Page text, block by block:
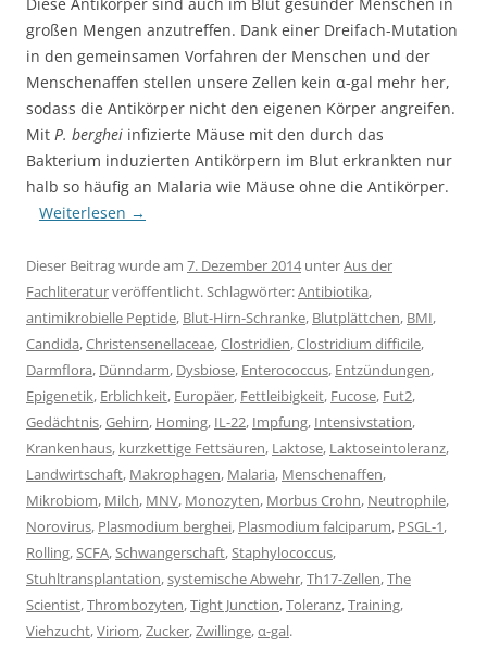
Diese Antikörper sind auch im Blut gesunder Menschen in
großen Mengen anzutreffen. Dank einer Dreifach-Mutation
in den gemeinsamen Vorfahren der Menschen und der
Menschenaffen stellen unsere Zellen kein α-gal mehr her,
sodass die Antikörper nicht den eigenen Körper angreifen.
Mit P. berghei infizierte Mäuse mit den durch das
Bakterium induzierten Antikörpern im Blut erkrankten nur
halb so häufig an Malaria wie Mäuse ohne die Antikörper.
Weiterlesen →
Dieser Beitrag wurde am 7. Dezember 2014unterAus der
Fachliteraturveröffentlicht. Schlagwörter:Antibiotika,
antimikrobielle Peptide, Blut-Hirn-Schranke, Blutplättchen, BMI,
Candida,Christensenellaceae,Clostridien,Clostridium difficile,
Darmflora, Dünndarm, Dysbiose, Enterococcus, Entzündungen,
Epigenetik, Erblichkeit, Europäer, Fettleibigkeit, Fucose, Fut2,
Gedächtnis,Gehirn, Homing, IL-22, Impfung, Intensivstation,
Krankenhaus, kurzkettige Fettsäuren, Laktose, Laktoseintoleranz,
Landwirtschaft, Makrophagen, Malaria, Menschenaffen,
Mikrobiom, Milch, MNV, Monozyten, Morbus Crohn, Neutrophile,
Norovirus, Plasmodium berghei, Plasmodium falciparum, PSGL-1,
Rolling,SCFA,Schwangerschaft,Staphylococcus,
Stuhltransplantation,systemische Abwehr,Th17-Zellen,The
Scientist,Thrombozyten,Tight Junction,Toleranz,Training,
Viehzucht,Viriom,Zucker,Zwillinge,α-gal.